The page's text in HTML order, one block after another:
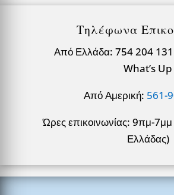
Τηλέφωνα
Από Ελλάδα: 754 204
What’s Up
Από Αμερική: 561-
Ώρες επικοινωνίας: 9πμ-7μμ
Ελλάδας)